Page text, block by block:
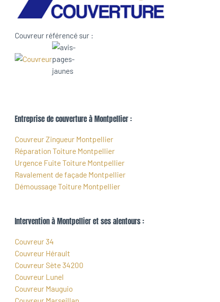
Couvreur référencé sur :
Entreprise de couverture à Montpellier :
Couvreur Zingueur Montpellier
Réparation Toiture Montpellier
Urgence Fuite Toiture Montpellier
Ravalement de façade Montpellier
Démoussage Toiture Montpellier
Intervention à Montpellier et ses alentours :
Couvreur 34
Couvreur Hérault
Couvreur Sète 34200
Couvreur Lunel
Couvreur Mauguio